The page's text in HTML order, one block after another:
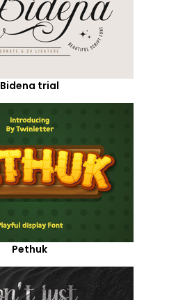
Bidena trial
Pethuk